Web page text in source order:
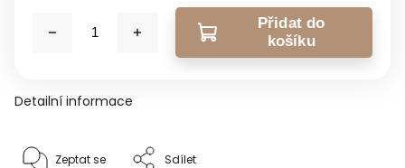
Přidat do
košíku
Detailní informace
Zeptat se Sdílet